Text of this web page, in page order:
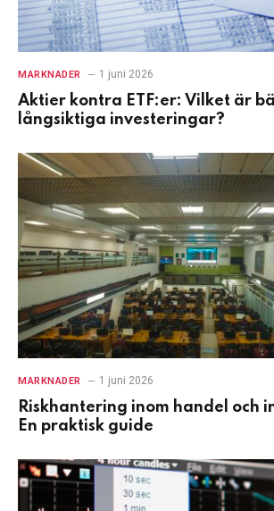
MARKNADER 1 juni 2026
Aktier kontra ETF:er: Vilket är
långsiktiga investeringar?
MARKNADER 1 juni 2026
Riskhantering inom handel och
En praktisk guide